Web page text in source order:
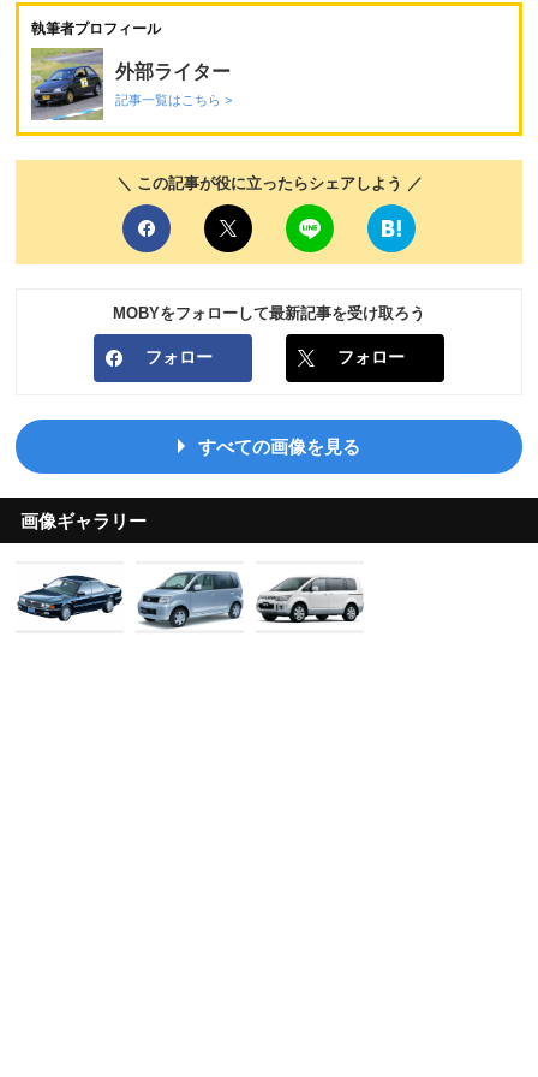
執筆者プロフィール
外部ライター
記事一覧はこちら >
＼ この記事が役に立ったらシェアしよう ／
MOBYをフォローして最新記事を受け取ろう
フォロー フォロー
すべての画像を見る
画像ギャラリー